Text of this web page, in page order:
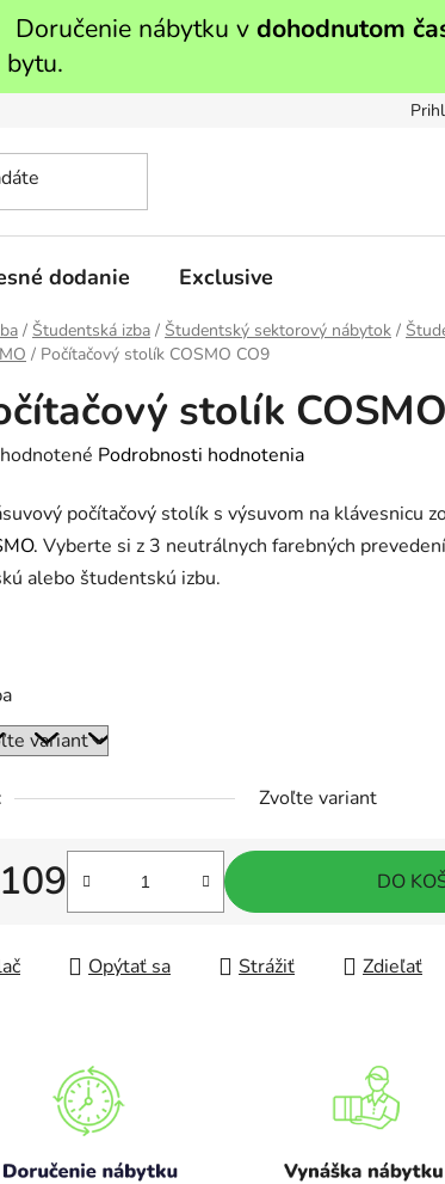
nábytku v dohodnutom
dodanie Exclusive
/ Študentská izba / Študentský sektorový nábytok /
/ Počítačový stolík COSMO CO9
stolík
Podrobnosti hodnotenia
počítačový stolík s výsuvom na klávesnicu
Vyberte si z 3 neutrálnych farebných
alebo študentskú izbu.
Zvoľte variant
cena:
DO
Opýtať sa Strážiť Zdieľať